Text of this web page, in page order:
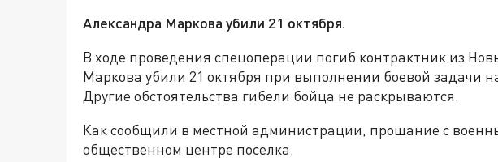
Александра Маркова убили 21 октября.
В ходе проведения спецоперации погиб контрактник из
Маркова убили 21 октября при выполнении боевой задачи
Другие обстоятельства гибели бойца не раскрываются.
Как сообщили в местной администрации, прощание с
общественном центре поселка.